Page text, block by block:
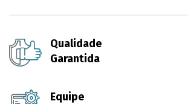
Qualidade
Garantida
Equipe